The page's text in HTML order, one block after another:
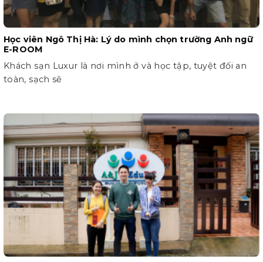
Học viên Ngô Thị Hà: Lý do mình chọn trường Anh ngữ
E-ROOM
Khách sạn Luxur là nơi mình ở và học tập, tuyệt đối an
toàn, sạch sẽ